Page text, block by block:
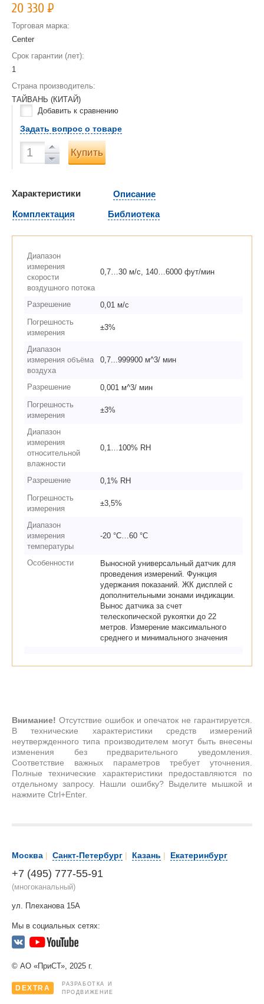
20 330Р
Торговая марка:
Center
Срок гарантии (лет):
1
Страна производитель:
ТАЙВАНЬ (КИТАЙ)
Добавить к сравнению
Задать вопрос о товаре
Купить
Характеристики
Описание
Комплектация
Библиотека
Диапазон
измерения
скорости
воздушного потока
0,7…30 м/c, 140…6000 фут/мин
Разрешение
0,01 м/c
Погрешность
измерения
±3%
Диапазон
измерения объёма
воздуха
0,7...999900 м^3/ мин
Разрешение
0,001 м^3/ мин
Погрешность
измерения
±3%
Диапазон
измерения
относительной
влажности
0,1…100% RH
Разрешение
0,1% RH
Погрешность
измерения
±3,5%
Диапазон
измерения
температуры
-20 °С…60 °С
Особенности
Выносной универсальный датчик для
проведения измерений. Функция
удержания показаний. ЖК дисплей с
дополнительными зонами индикации.
Вынос датчика за счет
телескопической рукоятки до 22
метров. Измерение максимального
среднего и минимального значения
Внимание! Отсутствие ошибок и опечаток не гарантируется.
В технические характеристики средств измерений
неутвержденного типа производителем могут быть внесены
изменения без предварительного уведомления.
Соответствие важных параметров требует уточнения.
Полные технические характеристики предоставляются по
отдельному запросу. Нашли ошибку? Выделите мышкой и
нажмите Ctrl+Enter.
Москва | Санкт-Петербург | Казань | Екатеринбург
+7 (495) 777-55-91
(многоканальный)
ул. Плеханова 15А
Мы в социальных сетях:
© АО «ПриСТ», 2025 г.
DEXTRA
РАЗРАБОТКА И
ПРОДВИЖЕНИЕ